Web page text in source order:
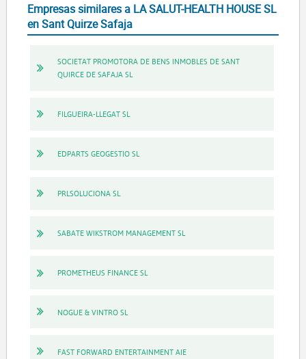
Empresas similares a LA SALUT-HEALTH HOUSE SL
en Sant Quirze Safaja
SOCIETAT PROMOTORA DE BENS INMOBLES DE SANT
QUIRCE DE SAFAJA SL
FILGUEIRA-LLEGAT SL
EDPARTS GEOGESTIO SL
PRLSOLUCIONA SL
SABATE WIKSTROM MANAGEMENT SL
PROMETHEUS FINANCE SL
NOGUE & VINTRO SL
FAST FORWARD ENTERTAINMENT AIE